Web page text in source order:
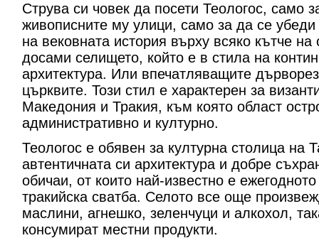
Струва си човек да посети Теологос, само
живописните му улици, само за да се
на вековната история върху всяко кътче
досами селището, който е в стила на
архитектура. Или впечатляващите
църквите. Този стил е характерен за
Македония и Тракия, към която област
административно и културно.
Теологос е обявен за културна столица на
автентичната си архитектура и добре
обичаи, от които най-известно е
тракийска сватба. Селото все още
маслини, агнешко, зеленчуци и алкохол,
консумират местни продукти.